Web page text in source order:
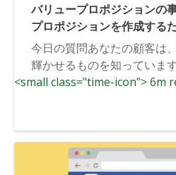
バリュープロポジションの
プロポジションを作成する
イド
今日の質問あなたの顧客は
輝かせるものを知っていま
<small class="time-icon"> 6m